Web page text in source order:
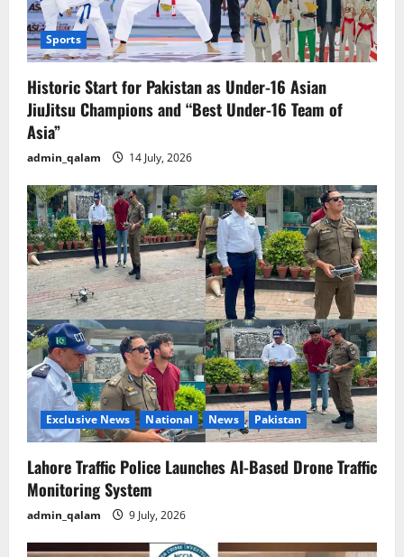
Sports
Historic Start for Pakistan as Under-16 Asian
JiuJitsu Champions and “Best Under-16 Team of
Asia”
admin_qalam 14 July, 2026
Exclusive News National News Pakistan
Lahore Traffic Police Launches AI-Based Drone Traffic
Monitoring System
admin_qalam 9 July, 2026